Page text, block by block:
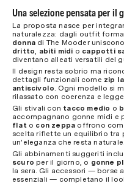
Una selezione pensata per il
La proposta nasce per
naturalezza: dagli outfit
donna di The Mooder
dritto abiti midi o cappotti
diventano alleati versatili del
Il design resta sobrio ma
dettagli funzionali come zip
antiscivolo . Ogni modello si
rilassato con coerenza e
Gli stivali con tacco medio o
accompagnano gonne midi e
flat o con zeppa offrono
scelta riflette un equilibrio tra
un’eleganza che resta naturale.
Gli abbinamenti suggeriti
scuro per il giorno, o gonne
la sera. Gli accessori — borse
essenziali — completano il